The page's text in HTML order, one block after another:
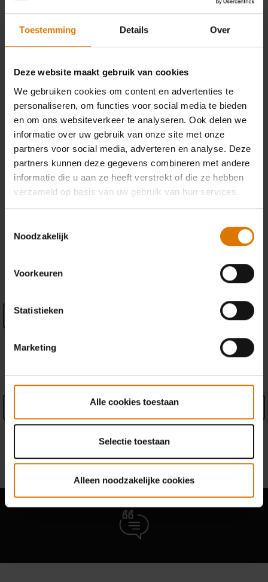
Toestemming Details Over
Deze website maakt gebruik van cookies
We gebruiken cookies om content en advertenties te
personaliseren, om functies voor social media te bieden
en om ons websiteverkeer te analyseren. Ook delen we
informatie over uw gebruik van onze site met onze
partners voor social media, adverteren en analyse. Deze
partners kunnen deze gegevens combineren met andere
informatie die u aan ze heeft verstrekt of die ze hebben
verzameld op basis van uw gebruik van hun services.
Noodzakelijk
Voorkeuren
Statistieken
Marketing
Alle cookies toestaan
Selectie toestaan
Alleen noodzakelijke cookies
TOTAALPRIJS 5.699,00 €
Niet verkrijgbaar
More information
Een handelaar zoeken
See Details
Fabrikant informatie